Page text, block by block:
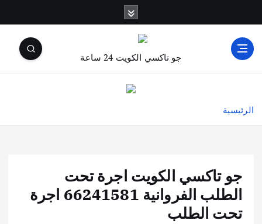
جو تاكسي الكويت 24 ساعة
الرئيسية
جو تاكسي الكويت اجرة تحت
الطلب الفروانية 66241581 اجرة
تحت الطلب